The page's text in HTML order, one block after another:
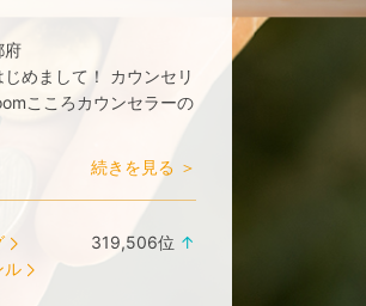
府
めまして！ カウンセリ
こころカウンセラーの
続きを見る ＞
319,506位 ↑
ル